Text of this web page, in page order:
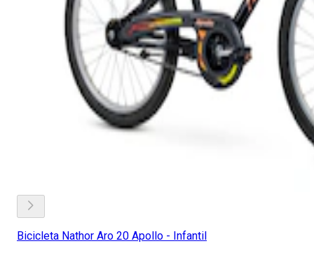
Bicicleta Nathor Aro 20 Apollo - Infantil